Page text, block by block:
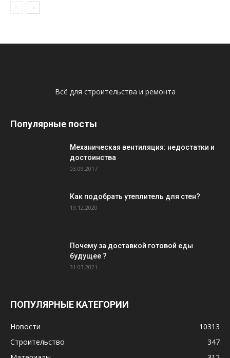
Всё для строительства и ремонта
Популярные посты
Механическая вентиляция: недостатки и
достоинства
03.09.2017
Как подобрать утеплитель для стен?
19.12.2020
Почему за доставкой готовой еды
будущее ?
31.03.2021
ПОПУЛЯРНЫЕ КАТЕГОРИИ
Новости
10313
Строительство
347